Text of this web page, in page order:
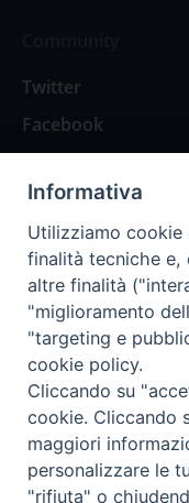
Twitter
Facebook
Spazio Lettori
Eventi
Eventi diocesani
Privacy Policy
Informativa
Utilizziamo
finalità tecniche e,
altre finalità
"miglioramento
"targeting e
cookie policy.
Cliccando su
cookie. Cliccando
maggiori
personalizzare le
"rifiuta" o